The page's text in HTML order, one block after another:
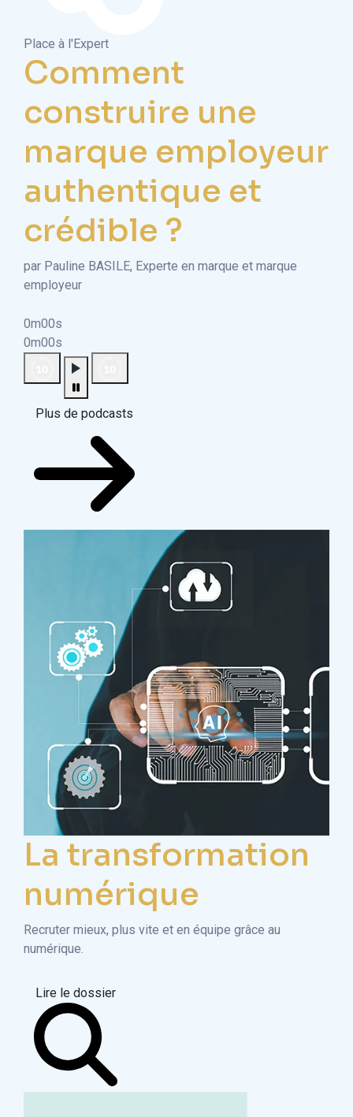
Place à l'Expert
Comment
construire une
marque employeur
authentique et
crédible ?
par Pauline BASILE, Experte en marque et marque
employeur
0m00s
0m00s
Plus de podcasts
La transformation
numérique
Recruter mieux, plus vite et en équipe grâce au
numérique.
Lire le dossier